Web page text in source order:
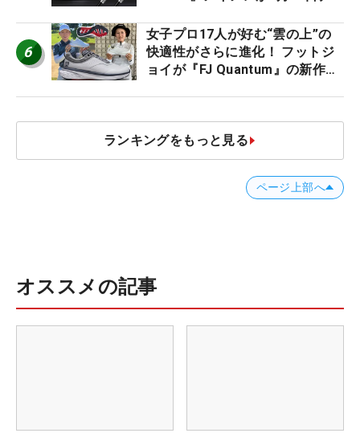
6
女子プロ17人が好む“雲の上”の
快適性がさらに進化！ フットジ
ョイが『FJ Quantum』の新作を
ランキングをもっと見る
ページ上部へ
オススメの記事